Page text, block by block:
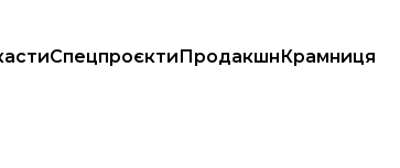
СпецпроєктиПродакшнКрамниця